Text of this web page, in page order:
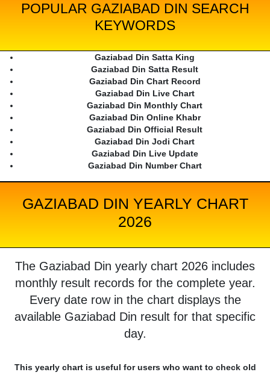
POPULAR GAZIABAD DIN SEARCH
KEYWORDS
Gaziabad Din Satta King
Gaziabad Din Satta Result
Gaziabad Din Chart Record
Gaziabad Din Live Chart
Gaziabad Din Monthly Chart
Gaziabad Din Online Khabr
Gaziabad Din Official Result
Gaziabad Din Jodi Chart
Gaziabad Din Live Update
Gaziabad Din Number Chart
GAZIABAD DIN YEARLY CHART
2026
The Gaziabad Din yearly chart 2026 includes
monthly result records for the complete year.
Every date row in the chart displays the
available Gaziabad Din result for that specific
day.
This yearly chart is useful for users who want to check old